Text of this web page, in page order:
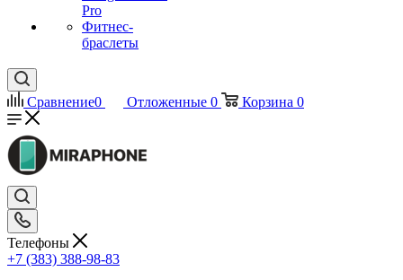
Pro
Фитнес-
браслеты
Сравнение0 Отложенные 0 Корзина 0
Телефоны
+7 (383) 388-98-83